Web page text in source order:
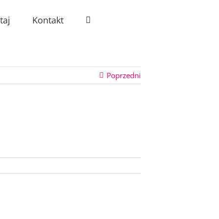
Kontakt
Poprzedni